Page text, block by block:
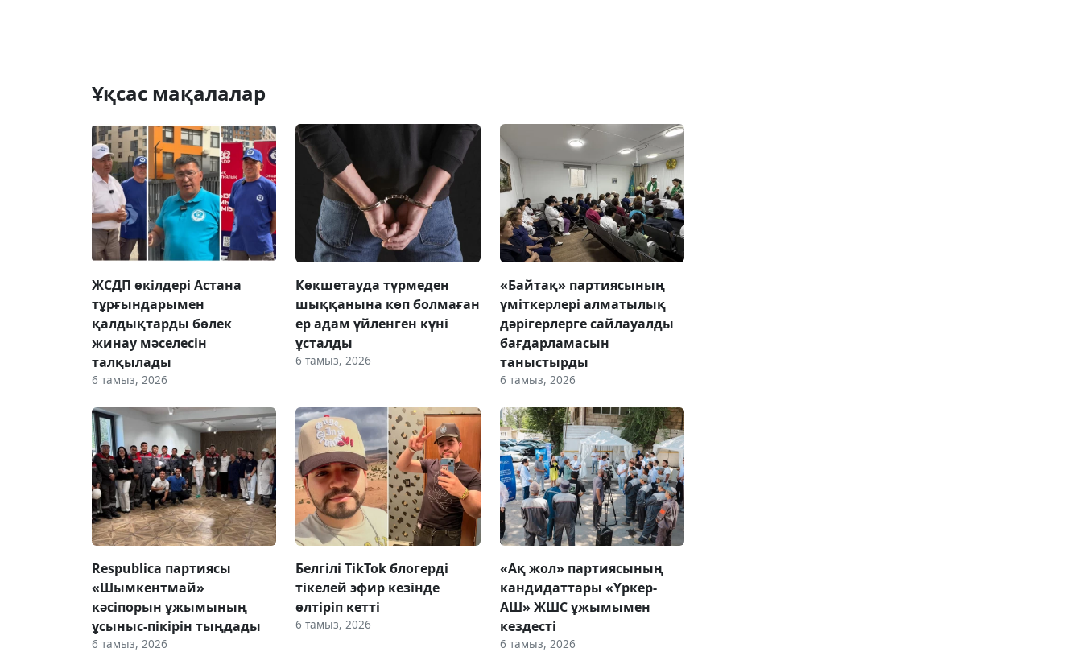
Ұқсас мақалалар
ЖСДП өкілдері Астана
тұрғындарымен
қалдықтарды бөлек
жинау мәселесін
талқылады
6 тамыз, 2026
Көкшетауда түрмеден
шыққанына көп болмаған
ер адам үйленген күні
ұсталды
6 тамыз, 2026
«Байтақ» партиясының
үміткерлері алматылық
дәрігерлерге сайлауалды
бағдарламасын
таныстырды
6 тамыз, 2026
Respublica партиясы
«Шымкентмай»
кәсіпорын ұжымының
ұсыныс-пікірін тыңдады
6 тамыз, 2026
Белгілі TikTok блогерді
тікелей эфир кезінде
өлтіріп кетті
6 тамыз, 2026
«Ақ жол» партиясының
кандидаттары «Үркер-
АШ» ЖШС ұжымымен
кездесті
6 тамыз, 2026